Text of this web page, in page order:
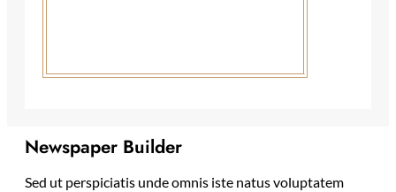
Newspaper Builder
Sed ut perspiciatis unde omnis iste natus voluptatem